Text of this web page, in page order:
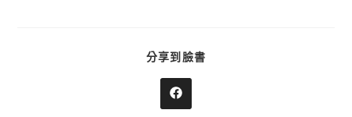
分享到臉書
Opens
in